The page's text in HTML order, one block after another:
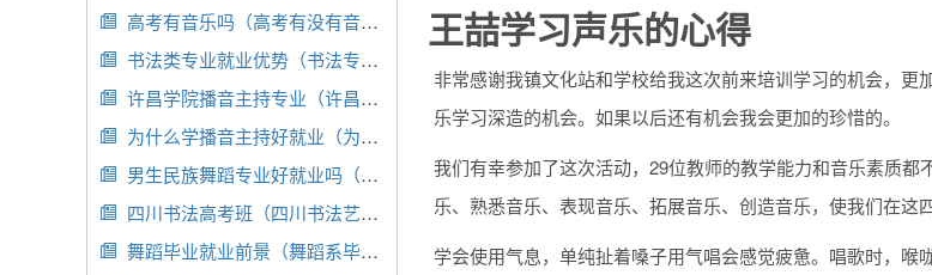
 高考有音乐吗（高考有没有音乐）
 书法类专业就业优势（书法专业的就业形势）
 许昌学院播音主持专业（许昌学院播音主持专业录取分数线2022）
 为什么学播音主持好就业（为什么学播音主持好就业率高）
 男生民族舞蹈专业好就业吗（男舞蹈演员民族舞）
 四川书法高考班（四川书法艺考培训机构）
 舞蹈毕业就业前景（舞蹈系毕业的学生怎么就业）
王喆学习声乐的心得
非常感谢我镇文化站和学校给我这次前来培训学习的机会，
乐学习深造的机会。如果以后还有机会我会更加的珍惜的。
我们有幸参加了这次活动，29位教师的教学能力和音乐素质
乐、熟悉音乐、表现音乐、拓展音乐、创造音乐，使我们在这
学会使用气息，单纯扯着嗓子用气唱会感觉疲惫。唱歌时，喉